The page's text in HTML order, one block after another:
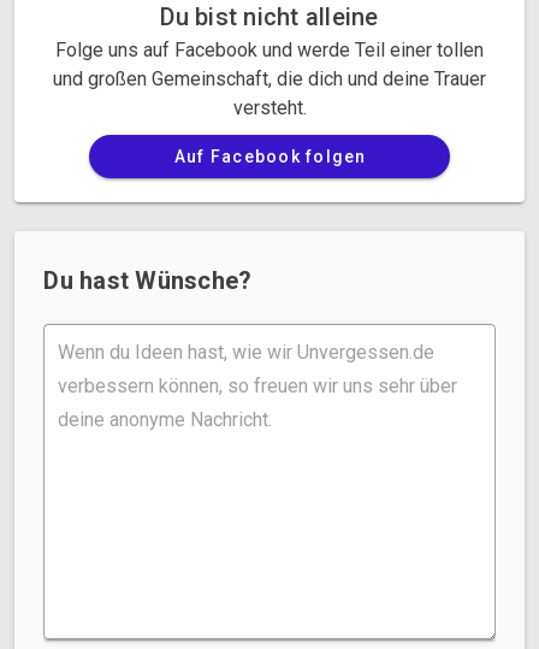
Du bist nicht alleine
Folge uns auf Facebook und werde Teil einer tollen
und großen Gemeinschaft, die dich und deine Trauer
versteht.
Auf Facebook folgen
Du hast Wünsche?